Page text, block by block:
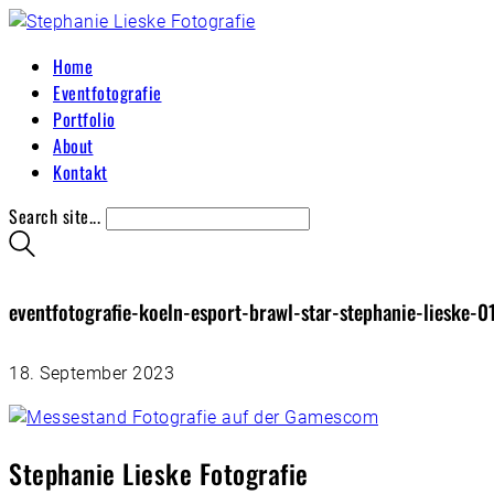
Home
Eventfotografie
Portfolio
About
Kontakt
Search site...
eventfotografie-koeln-esport-brawl-star-stephanie-lieske-
18. September 2023
Stephanie Lieske Fotografie